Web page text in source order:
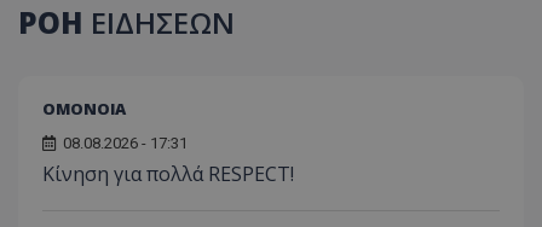
ΡΟΗ ΕΙΔΗΣΕΩΝ
ΟΜΟΝΟΙΑ
08.08.2026 - 17:31
Κίνηση για πολλά RESPECT!